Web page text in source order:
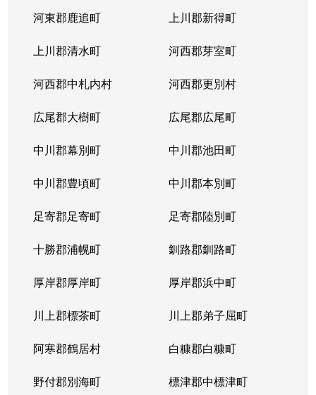
河東郡鹿追町 上川郡新得町
上川郡清水町 河西郡芽室町
河西郡中札内村 河西郡更別村
広尾郡大樹町 広尾郡広尾町
中川郡幕別町 中川郡池田町
中川郡豊頃町 中川郡本別町
足寄郡足寄町 足寄郡陸別町
十勝郡浦幌町 釧路郡釧路町
厚岸郡厚岸町 厚岸郡浜中町
川上郡標茶町 川上郡弟子屈町
阿寒郡鶴居村 白糠郡白糠町
野付郡別海町 標津郡中標津町